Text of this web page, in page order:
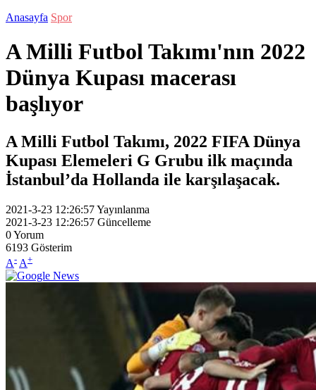
Anasayfa Spor
A Milli Futbol Takımı'nın 2022
Dünya Kupası macerası
başlıyor
A Milli Futbol Takımı, 2022 FIFA Dünya
Kupası Elemeleri G Grubu ilk maçında
İstanbul’da Hollanda ile karşılaşacak.
2021-3-23 12:26:57Yayınlanma
2021-3-23 12:26:57 Güncelleme
0Yorum
6193 Gösterim
A- A+